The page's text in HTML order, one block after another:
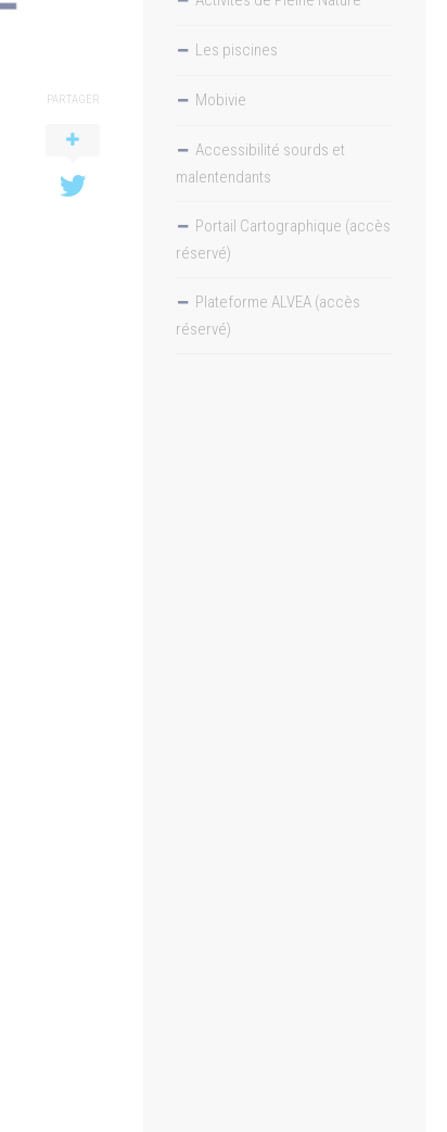
PARTAGER
Les piscines
Mobivie
Accessibilité sourds et
malentendants
Portail Cartographique (accès
réservé)
Plateforme ALVEA (accès
réservé)